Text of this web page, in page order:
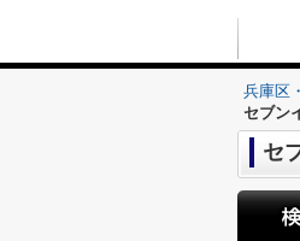
兵庫区
セブン
セ